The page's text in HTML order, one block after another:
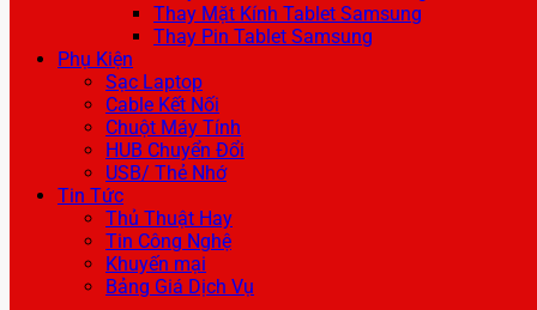
Thay Mặt Kính Tablet Samsung
Thay Pin Tablet Samsung
Phụ Kiện
Sạc Laptop
Cable Kết Nối
Chuột Máy Tính
HUB Chuyển Đổi
USB/ Thẻ Nhớ
Tin Tức
Thủ Thuật Hay
Tin Công Nghệ
Khuyến mại
Bảng Giá Dịch Vụ